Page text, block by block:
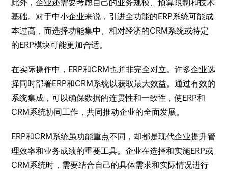
此外，企业还需要考虑自己的业务规模、预算限制和技术
基础。对于中小企业来说，引进全功能的ERP系统可能成
本过高，而选择功能集中、相对经济的CRM系统或特定
的ERP模块可能更加合适。
在实际操作中，ERP和CRM也并非完全对立。许多企业选
择同时部署ERP和CRM系统以获取最大效益。通过有效的
系统集成，可以确保数据的连贯性和一致性，使ERP和
CRM系统协同工作，共同推动企业的全面发展。
ERP和CRM系统虽功能重点不同，却都是现代企业提升管
理效率和业务成绩的重要工具。企业在选择和实施ERP或
CRM系统时，需要结合自己的具体需求和实际情况进行